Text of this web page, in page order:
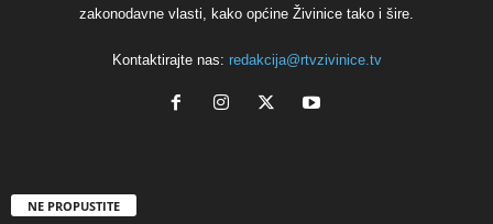
zakonodavne vlasti, kako općine Živinice tako i šire.
Kontaktirajte nas: redakcija@rtvzivinice.tv
NE PROPUSTITE